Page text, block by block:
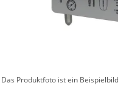
Das Produktfoto ist ein